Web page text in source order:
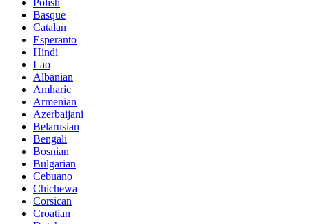
Basque
Catalan
Esperanto
Hindi
Lao
Albanian
Amharic
Armenian
Azerbaijani
Belarusian
Bengali
Bosnian
Bulgarian
Cebuano
Chichewa
Corsican
Croatian